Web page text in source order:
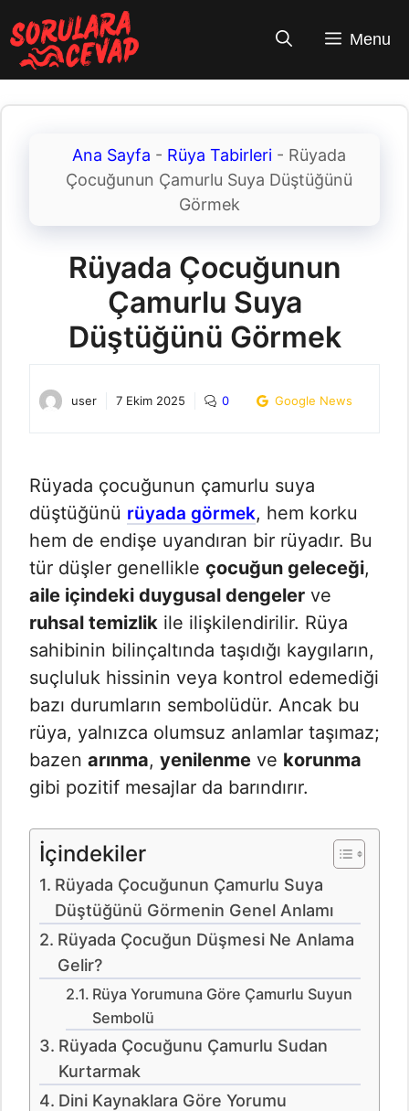
atla
Menu
Ana Sayfa - Rüya Tabirleri - Rüyada
Çocuğunun Çamurlu Suya Düştüğünü
Görmek
Rüyada Çocuğunun
Çamurlu Suya
Düştüğünü Görmek
user 7 Ekim 2025 0 Google News
Rüyada çocuğunun çamurlu suya
düştüğünü rüyada görmek, hem korku
hem de endişe uyandıran bir rüyadır. Bu
tür düşler genellikle çocuğun geleceği,
aile içindeki duygusal dengeler ve
ruhsal temizlik ile ilişkilendirilir. Rüya
sahibinin bilinçaltında taşıdığı kaygıların,
suçluluk hissinin veya kontrol edemediği
bazı durumların sembolüdür. Ancak bu
rüya, yalnızca olumsuz anlamlar taşımaz;
bazen arınma, yenilenme ve korunma
gibi pozitif mesajlar da barındırır.
İçindekiler
Rüyada Çocuğunun Çamurlu Suya
Düştüğünü Görmenin Genel Anlamı
Rüyada Çocuğun Düşmesi Ne Anlama
Gelir?
Rüya Yorumuna Göre Çamurlu Suyun
Sembolü
Rüyada Çocuğunu Çamurlu Sudan
Kurtarmak
Dini Kaynaklara Göre Yorumu